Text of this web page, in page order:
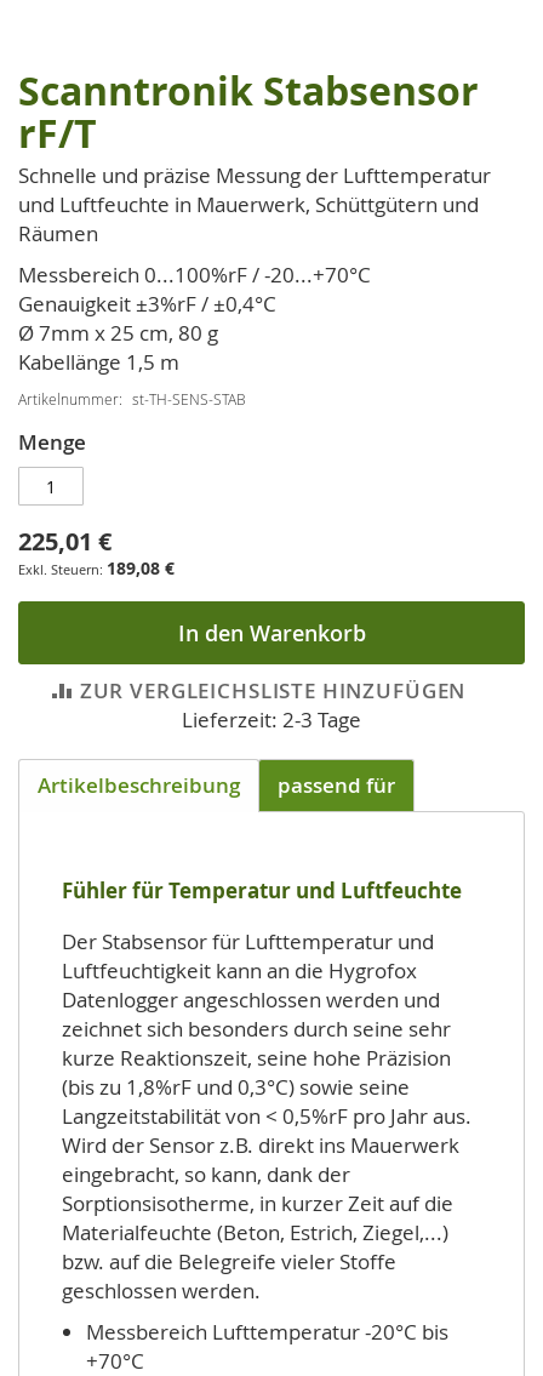
Zum
Anfang
der
Bildgalerie
springen
Scanntronik Stabsensor
rF/T
Schnelle und präzise Messung der Lufttemperatur
und Luftfeuchte in Mauerwerk, Schüttgütern und
Räumen
Messbereich 0...100%rF / -20...+70°C
Genauigkeit ±3%rF / ±0,4°C
Ø 7mm x 25 cm, 80 g
Kabellänge 1,5 m
Artikelnummer st-TH-SENS-STAB
Menge
225,01 €
189,08 €
In den Warenkorb
ZUR VERGLEICHSLISTE HINZUFÜGEN
Lieferzeit: 2-3 Tage
Artikelbeschreibung passend für
Fühler für Temperatur und Luftfeuchte
Der Stabsensor für Lufttemperatur und
Luftfeuchtigkeit kann an die Hygrofox
Datenlogger angeschlossen werden und
zeichnet sich besonders durch seine sehr
kurze Reaktionszeit, seine hohe Präzision
(bis zu 1,8%rF und 0,3°C) sowie seine
Langzeitstabilität von < 0,5%rF pro Jahr aus.
Wird der Sensor z.B. direkt ins Mauerwerk
eingebracht, so kann, dank der
Sorptionsisotherme, in kurzer Zeit auf die
Materialfeuchte (Beton, Estrich, Ziegel,...)
bzw. auf die Belegreife vieler Stoffe
geschlossen werden.
Messbereich Lufttemperatur -20°C bis
+70°C